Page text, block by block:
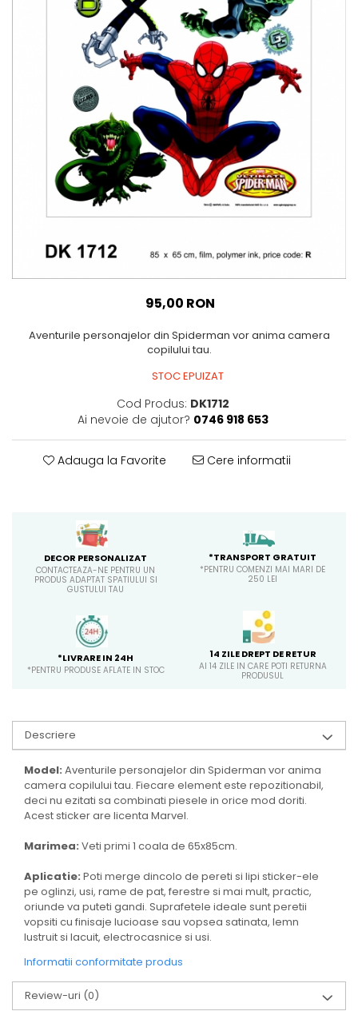
Sticker Harta Lumii
Stickere Cu Model Repetitiv
Stickere Perete Pentru Camera
Stickere Pentru Bucatarie
Stickere pentru Usi
Stickere pentru Scari
Stickere pentru Podea
Stickere Semnalistica
Stickere Panou Poze
95,00 RON
Aventurile personajelor din Spiderman vor anima camera
copilului tau.
STOC EPUIZAT
Cod Produs: DK1712
Ai nevoie de ajutor? 0746 918 653
Adauga la Favorite Cere informatii
DECOR PERSONALIZAT
CONTACTEAZA-NE PENTRU UN
PRODUS ADAPTAT SPATIULUI SI
GUSTULUI TAU
*TRANSPORT GRATUIT
*PENTRU COMENZI MAI MARI DE
250 LEI
*LIVRARE IN 24H
*PENTRU PRODUSE AFLATE IN STOC
14 ZILE DREPT DE RETUR
AI 14 ZILE IN CARE POTI RETURNA
PRODUSUL
Descriere
Model: Aventurile personajelor din Spiderman vor anima
camera copilului tau. Fiecare element este repozitionabil,
deci nu ezitati sa combinati piesele in orice mod doriti.
Acest sticker are licenta Marvel.
Marimea: Veti primi 1 coala de 65x85cm.
Aplicatie: Poti merge dincolo de pereti si lipi sticker-ele
pe oglinzi, usi, rame de pat, ferestre si mai mult, practic,
oriunde va puteti gandi. Suprafetele ideale sunt peretii
vopsiti cu finisaje lucioase sau vopsea satinata, lemn
lustruit si lacuit, electrocasnice si usi.
Informatii conformitate produs
Review-uri (0)